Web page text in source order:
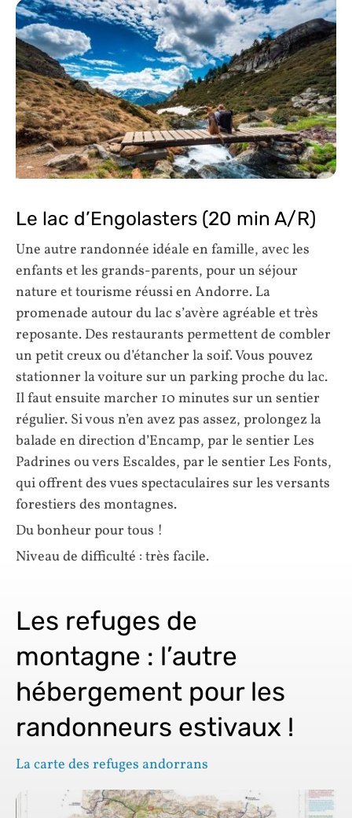
Le lac d’Engolasters (20 min A/R)
Une autre randonnée idéale en famille, avec les
enfants et les grands-parents, pour un séjour
nature et tourisme réussi en Andorre. La
promenade autour du lac s’avère agréable et très
reposante. Des restaurants permettent de combler
un petit creux ou d’étancher la soif. Vous pouvez
stationner la voiture sur un parking proche du lac.
Il faut ensuite marcher 10 minutes sur un sentier
régulier. Si vous n’en avez pas assez, prolongez la
balade en direction d’Encamp, par le sentier Les
Padrines ou vers Escaldes, par le sentier Les Fonts,
qui offrent des vues spectaculaires sur les versants
forestiers des montagnes.
Du bonheur pour tous !
Niveau de difficulté : très facile.
Les refuges de
montagne : l’autre
hébergement pour les
randonneurs estivaux !
La carte des refuges andorrans